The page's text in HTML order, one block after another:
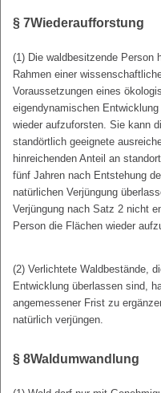
§ 7Wiederaufforstung
(1) Die waldbesitzende Person
Rahmen einer
Voraussetzungen eines
eigendynamischen
wieder aufzuforsten. Sie kann
standörtlich geeignete
hinreichenden Anteil an
fünf Jahren nach Entstehung
natürlichen Verjüngung
Verjüngung nach Satz 2 nicht
Person die Flächen wieder
(2) Verlichtete Waldbestände,
Entwicklung überlassen sind,
angemessener Frist zu
natürlich verjüngen.
§ 8Waldumwandlung